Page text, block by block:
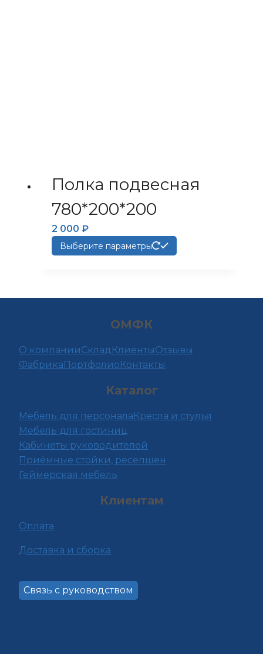
Полка подвесная
780*200*200
2 000 ₽
Выберите параметры
товар
вариаций.
выбрать
ОМФК
О компанииСкладКлиентыОтзывы
ФабрикаПортфолиоКонтакты
Каталог
Мебель для персоналаКресла и стулья
Мебель для гостиниц
Кабинеты руководителей
Приёмные стойки, ресепшен
Геймерская мебель
Клиентам
Оплата
Доставка и сборка
Связь с руководством